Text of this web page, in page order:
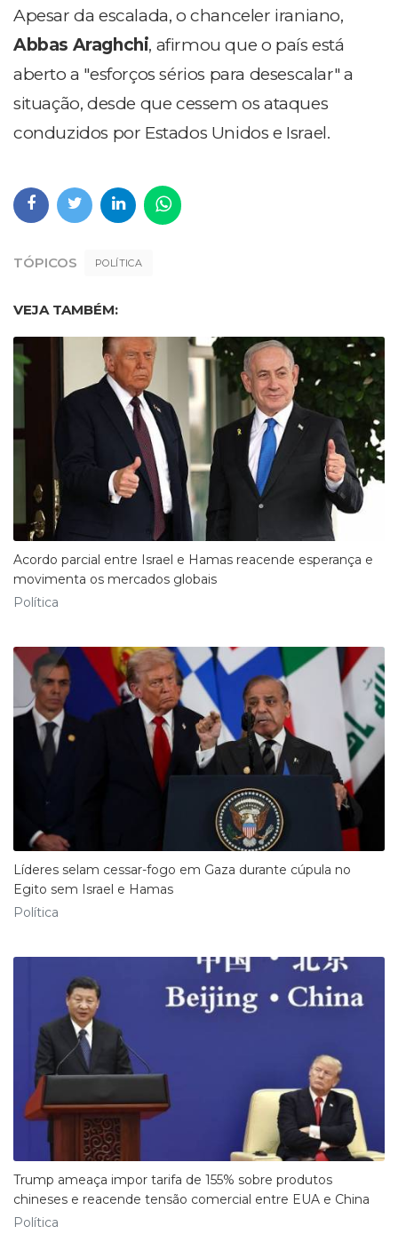
Apesar da escalada, o chanceler iraniano,
Abbas Araghchi, afirmou que o país está
aberto a "esforços sérios para desescalar" a
situação, desde que cessem os ataques
conduzidos por Estados Unidos e Israel.
TÓPICOS POLÍTICA
VEJA TAMBÉM:
Acordo parcial entre Israel e Hamas reacende esperança e
movimenta os mercados globais
Política
Líderes selam cessar-fogo em Gaza durante cúpula no
Egito sem Israel e Hamas
Política
Trump ameaça impor tarifa de 155% sobre produtos
chineses e reacende tensão comercial entre EUA e China
Política